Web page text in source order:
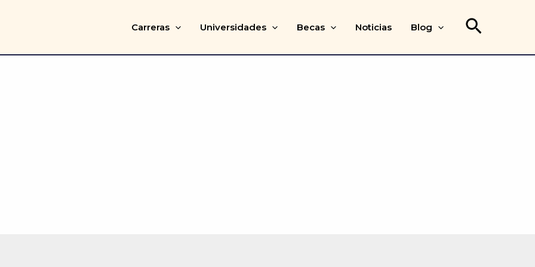
Carreras Universidades Becas Noticias Blog Buscar